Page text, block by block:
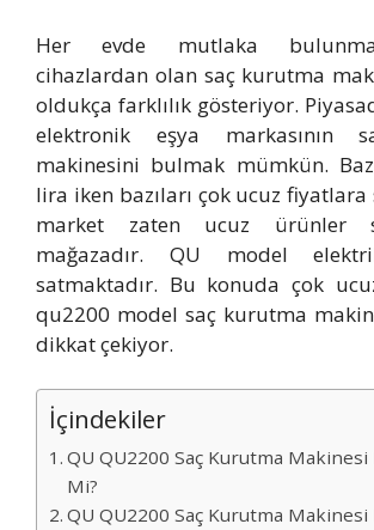
Her evde mutlaka
cihazlardan olan saç kurutma
oldukça farklılık gösteriyor.
elektronik eşya markasının
makinesini bulmak mümkün.
lira iken bazıları çok ucuz fiyatlara
market zaten ucuz ürünler
mağazadır. QU model
satmaktadır. Bu konuda çok
qu2200 model saç kurutma
dikkat çekiyor.
İçindekiler
QU QU2200 Saç Kurutma Makinesi
Mi?
QU QU2200 Saç Kurutma Makinesi